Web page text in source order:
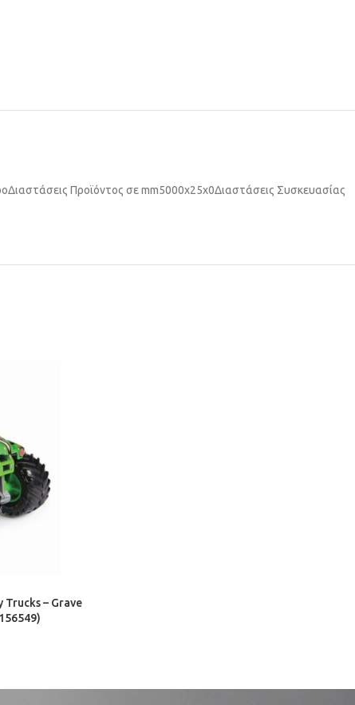
Διαστάσεις Προϊόντος σε mm5000x25x0Διαστάσεις Συσκευασίας
Trucks – Grave